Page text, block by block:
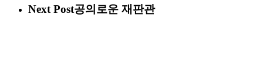
Next Post공의로운 재판관